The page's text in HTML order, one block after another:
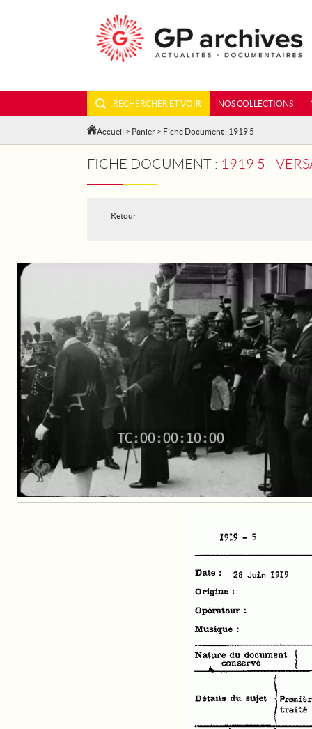
RECHERCHER ET VOIR NOS COLLECTIONS
Accueil > Panier > Fiche Document : 1919 5
FICHE DOCUMENT : 1919 5 -
Retour